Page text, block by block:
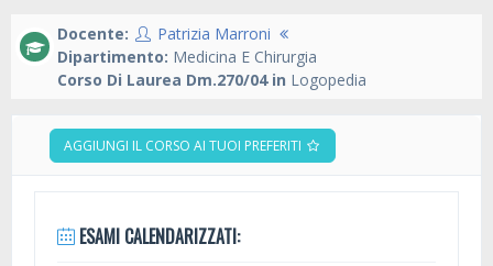
Docente:
Patrizia Marroni
Dipartimento: Medicina E Chirurgia
Corso Di Laurea Dm.270/04 in Logopedia
AGGIUNGI IL CORSO AI TUOI PREFERITI
ESAMI CALENDARIZZATI: